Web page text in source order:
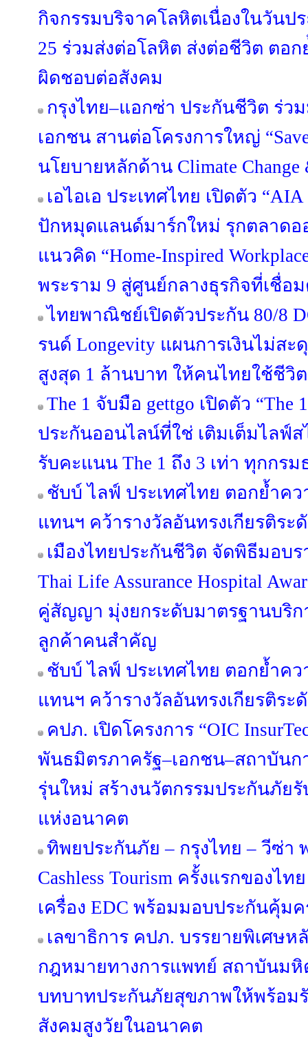
กิจกรรมบริจาคโลหิตเนื่องในวันป
25 ร่วมส่งต่อโลหิต ส่งต่อชีวิต ตอ
ผิดชอบต่อสังคม
กรุงไทย–แอกซ่า ประกันชีวิต ร่ว
เอกชน สานต่อโครงการใหญ่
นโยบายหลักด้าน Climate Change
เอไอเอ ประเทศไทย เปิดตัว
ปักหมุดแลนด์มาร์กใหม่ รุกตลาด
แนวคิด “Home-Inspired
พระราม 9 สู่ศูนย์กลางธุรกิจที่เชื่อ
ไทยพาณิชย์เปิดตัวประกัน 80/8
รนด์ Longevity แผนการเงินไม่สะ
สูงสุด 1 ล้านบาท ให้คนไทยใช้ชีวิ
The 1 จับมือ gettgo เปิดตัว “The
ประกันออนไลน์ที่ใช่ เติมเต็มไลฟ์
รับคะแนน The 1 ถึง 3 เท่า ทุกกรม
ชับบ์ ไลฟ์ ประเทศไทย ตอกย้ำค
แทนฯ คว้ารางวัลอันทรงเกียรติระ
เมืองไทยประกันชีวิต จัดพิธีมอบร
Thai Life Assurance Hospital
คู่สัญญา มุ่งยกระดับมาตรฐานบริก
ลูกค้าคนสำคัญ
ชับบ์ ไลฟ์ ประเทศไทย ตอกย้ำค
แทนฯ คว้ารางวัลอันทรงเกียรติระ
คปภ. เปิดโครงการ “OIC
พันธมิตรภาครัฐ–เอกชน–สถาบันก
รุ่นใหม่ สร้างนวัตกรรมประกันภัย
แห่งอนาคต
ทิพยประกันภัย – กรุงไทย – วีซ่า
Cashless Tourism ครั้งแรกของไท
เครื่อง EDC พร้อมมอบประกันคุ้ม
เลขาธิการ คปภ. บรรยายพิเศษ
กฎหมายทางการแพทย์ สถาบันมหิ
บทบาทประกันภัยสุขภาพให้พร้อม
สังคมสูงวัยในอนาคต